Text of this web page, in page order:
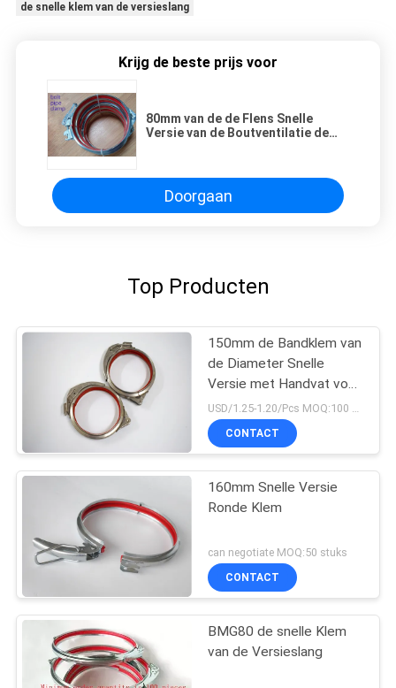
de snelle klem van de versieslang
Krijg de beste prijs voor
80mm van de de Flens Snelle
Versie van de Boutventilatie de
Doorgaan
Top Producten
150mm de Bandklem van
de Diameter Snelle
Versie met Handvat voor
Connnected-Buis
USD/1.25-1.20/Pcs MOQ:100 stuks
CONTACT
160mm Snelle Versie
Ronde Klem
can negotiate MOQ:50 stuks
CONTACT
BMG80 de snelle Klem
van de Versieslang